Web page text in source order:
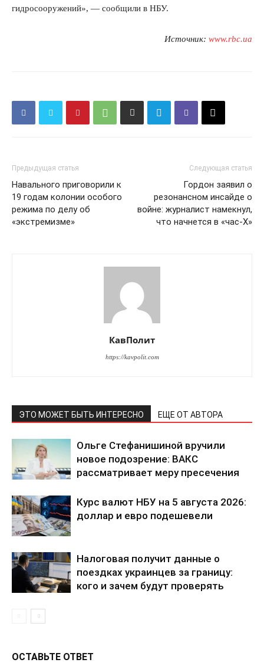
Контакты
гидросооружений», — сообщили в НБУ.
Источник: www.rbc.ua
Предыдущая статья
Навального приговорили к
19 годам колонии особого
режима по делу об
«экстремизме»
Следующая статья
Гордон заявил о
резонансном инсайде о
войне: журналист намекнул,
что начнется в «час-Х»
КавПолит
https://kavpolit.com
ЭТО МОЖЕТ БЫТЬ ИНТЕРЕСНО ЕЩЕ ОТ АВТОРА
Ольге Стефанишиной вручили
новое подозрение: ВАКС
рассматривает меру пресечения
Курс валют НБУ на 5 августа 2026:
доллар и евро подешевели
Налоговая получит данные о
поездках украинцев за границу:
кого и зачем будут проверять
ОСТАВЬТЕ ОТВЕТ